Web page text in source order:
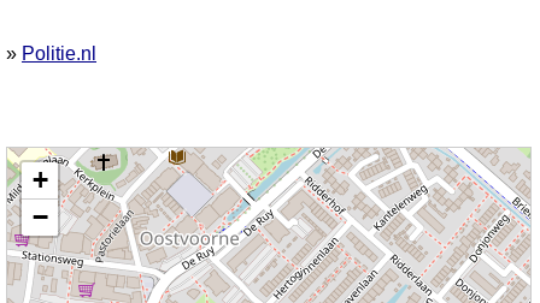
» Politie.nl
Kaart nieuws Oostvoorne. Locatie nieuws: 51.91229 / 4.10531 Goudhoekweg
+
−